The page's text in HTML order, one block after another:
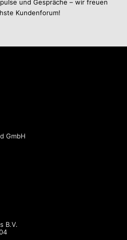
und Gespräche – wir freuen
Kundenforum!
GmbH
B.V.